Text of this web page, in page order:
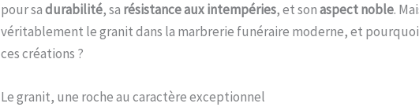
pour sadurabilité, sa résistance aux intempéries, et sonaspect noble.
véritablement le granit dans la marbrerie funéraire moderne, et
ces créations ?
Le granit, une roche au caractère exceptionnel